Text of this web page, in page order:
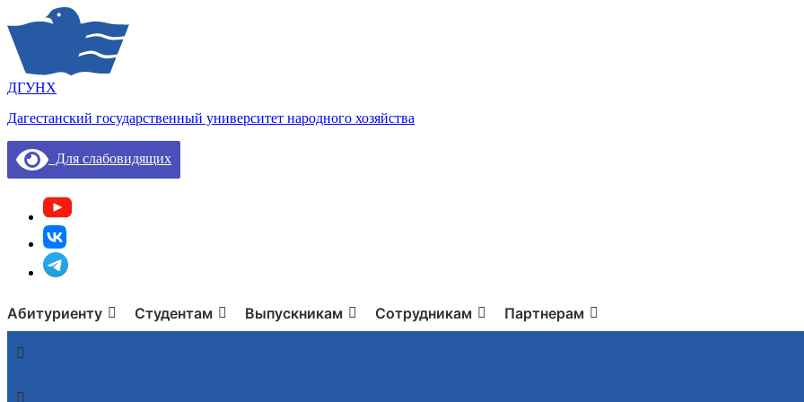
ДГУНХ
Дагестанский государственный университет народного хозяйства
Для слабовидящих
Абитуриенту Студентам Выпускникам Сотрудникам Партнерам